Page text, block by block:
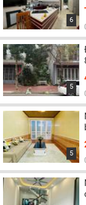
6
5
5